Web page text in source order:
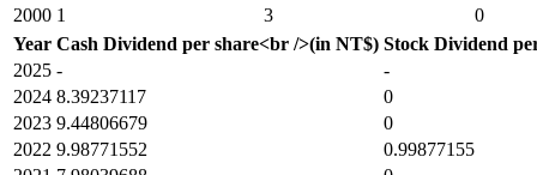
2000 1 3
0
Year Cash Dividend per share<br />(in NT$) Stock Dividend
2025 -
-
2024 8.39237117
0
2023 9.44806679
0
2022 9.98771552
0.99877155